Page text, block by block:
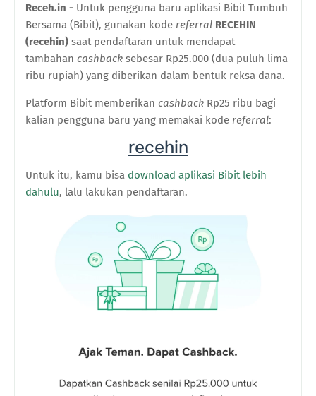
Receh.in - Untuk pengguna baru aplikasi Bibit Tumbuh
Bersama (Bibit), gunakan kode referral RECEHIN
(recehin) saat pendaftaran untuk mendapat
tambahan cashback sebesar Rp25.000 (dua puluh lima
ribu rupiah) yang diberikan dalam bentuk reksa dana.
Platform Bibit memberikan cashback Rp25 ribu bagi
kalian pengguna baru yang memakai kode referral:
recehin
Untuk itu, kamu bisa download aplikasi Bibit lebih
dahulu, lalu lakukan pendaftaran.